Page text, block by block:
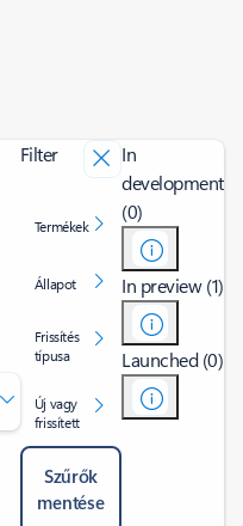
Filter
Termékek
Állapot
Frissítés
típusa
Új vagy
frissített
Szűrők
mentése
In
development
(0)
In preview (1)
Launched (0)